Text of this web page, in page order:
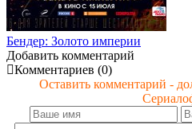
Бендер: Золото империи
Добавить комментарий
Комментариев (0)
Оставить комментарий -